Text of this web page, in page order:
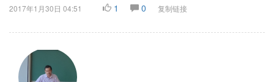
2017年1月30日 04:51 1 0 复制链接